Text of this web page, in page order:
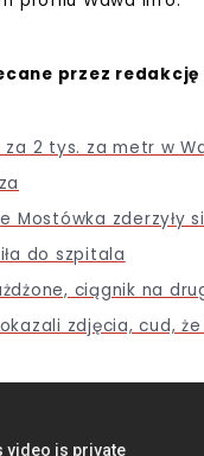
przez redakcję
za 2 tys. za metr w
Mostówka zderzyły
do szpitala
ciągnik na
zdjęcia, cud,